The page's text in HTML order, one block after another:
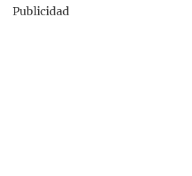
Publicidad